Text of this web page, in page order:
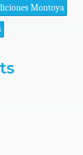
Montoya